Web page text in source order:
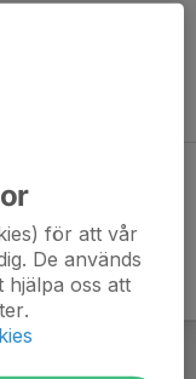
för att vår
De används
hjälpa oss att